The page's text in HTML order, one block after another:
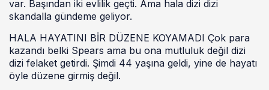
var. Başından iki evlilik geçti. Ama hala dizi dizi
skandalla gündeme geliyor.
HALA HAYATINI BİR DÜZENE KOYAMADI Çok para
kazandı belki Spears ama bu ona mutluluk değil dizi
dizi felaket getirdi. Şimdi 44 yaşına geldi, yine de hayatı
öyle düzene girmiş değil.